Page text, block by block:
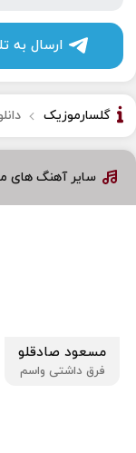
ارسال به
گلسارموزیک
سایر آهنگ های
مسعود صادقلو
فرق داشتی واسم